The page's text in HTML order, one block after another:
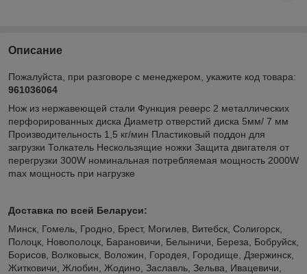
Описание
Пожалуйста, при разговоре с менеджером, укажите код товара:
961036064
Нож из нержавеющей стали Функция реверс 2 металлических
перфорированных диска Диаметр отверстий диска 5мм/ 7 мм
Производительность 1,5 кг/мин Пластиковый поддон для
загрузки Толкатель Нескользящие ножки Защита двигателя от
перегрузки 300W номинальная потребляемая мощность 2000W
max мощность при нагрузке
Доставка по всей Беларуси:
Минск, Гомель, Гродно, Брест, Могилев, Витебск, Солигорск,
Полоцк, Новополоцк, Барановичи, Белыничи, Береза, Бобруйск,
Борисов, Волковыск, Воложин, Городея, Городище, Дзержинск,
Житковичи, Жлобин, Жодино, Заславль, Зельва, Ивацевичи,